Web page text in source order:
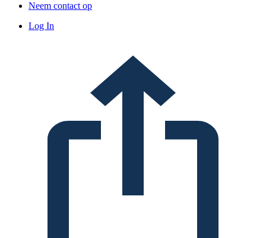
Neem contact op
Log In